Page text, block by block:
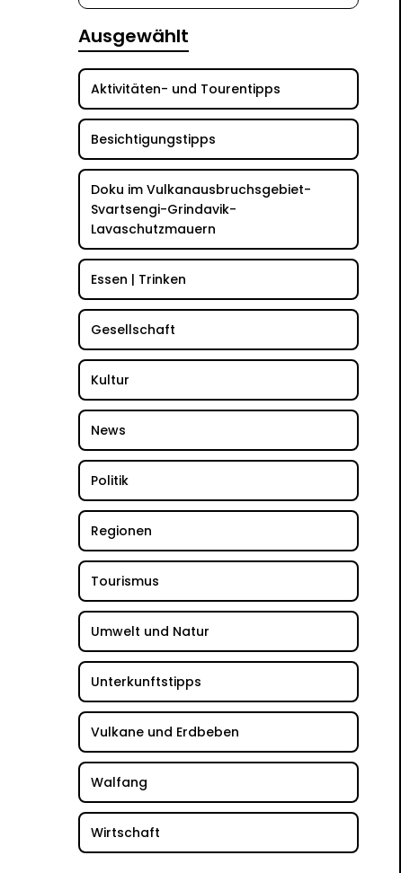
Ausgewählt
Aktivitäten- und Tourentipps
Besichtigungstipps
Doku im Vulkanausbruchsgebiet-
Svartsengi-Grindavik-
Lavaschutzmauern
Essen | Trinken
Gesellschaft
Kultur
News
Politik
Regionen
Tourismus
Umwelt und Natur
Unterkunftstipps
Vulkane und Erdbeben
Walfang
Wirtschaft